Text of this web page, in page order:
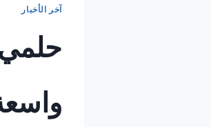
آخر الأخبار